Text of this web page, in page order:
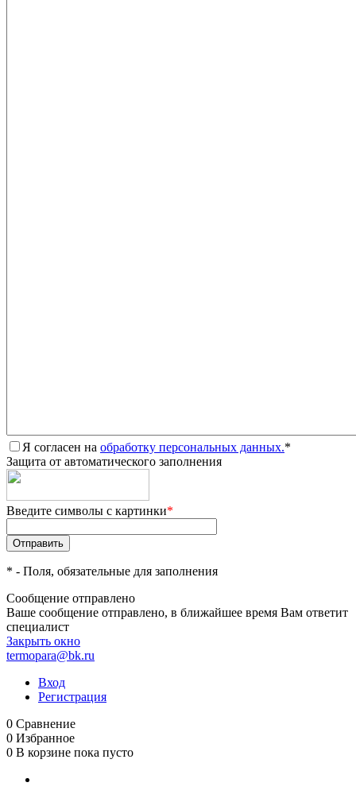
Я согласен на обработку персональных данных.*
Защита от автоматического заполнения
Введите символы с картинки*
* - Поля, обязательные для заполнения
Сообщение отправлено
Ваше сообщение отправлено, в ближайшее время Вам ответит
специалист
Закрыть окно
termopara@bk.ru
Вход
Регистрация
0 Сравнение
0 Избранное
0 В корзине пока пусто